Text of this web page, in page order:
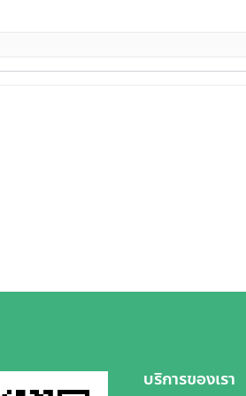
บริการของเรา